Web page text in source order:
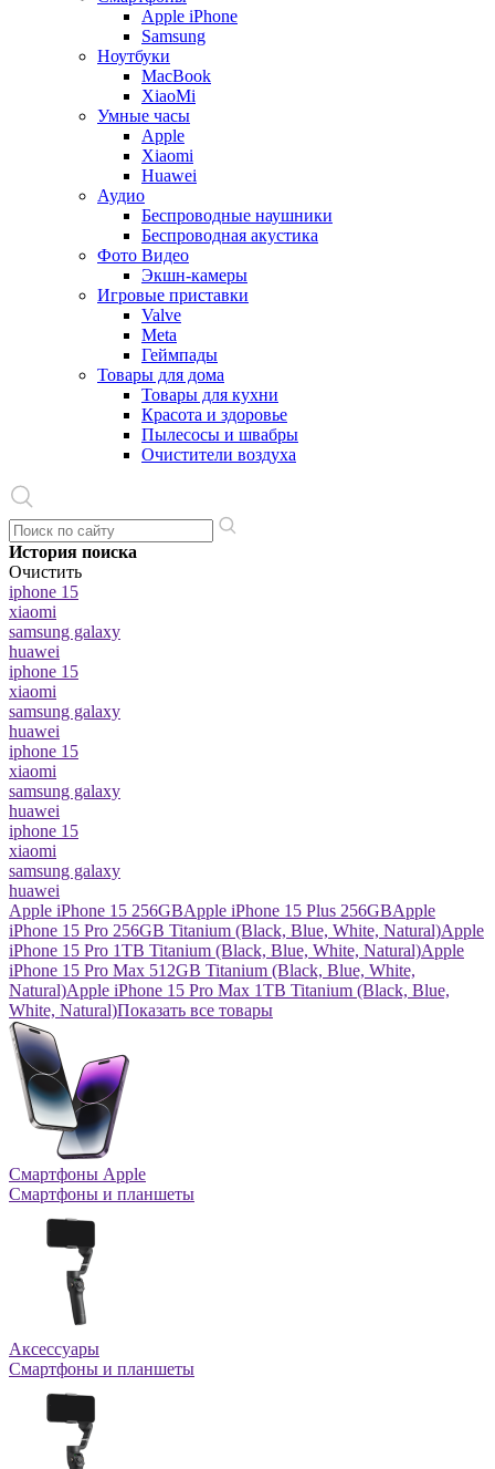
Apple iPhone
Samsung
Ноутбуки
MacBook
XiaoMi
Умные часы
Apple
Xiaomi
Huawei
Аудио
Беспроводные наушники
Беспроводная акустика
Фото Видео
Экшн-камеры
Игровые приставки
Valve
Meta
Геймпады
Товары для дома
Товары для кухни
Красота и здоровье
Пылесосы и швабры
Очистители воздуха
История поиска
Очистить
iphone 15
xiaomi
samsung galaxy
huawei
iphone 15
xiaomi
samsung galaxy
huawei
iphone 15
xiaomi
samsung galaxy
huawei
iphone 15
xiaomi
samsung galaxy
huawei
Apple iPhone 15 256GBApple iPhone 15 Plus 256GBApple
iPhone 15 Pro 256GB Titanium (Black, Blue, White, Natural)Apple
iPhone 15 Pro 1TB Titanium (Black, Blue, White, Natural)Apple
iPhone 15 Pro Max 512GB Titanium (Black, Blue, White,
Natural)Apple iPhone 15 Pro Max 1TB Titanium (Black, Blue,
White, Natural)Показать все товары
Смартфоны Apple
Смартфоны и планшеты
Аксессуары
Смартфоны и планшеты